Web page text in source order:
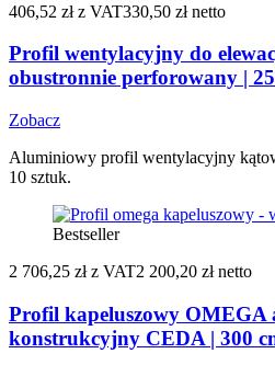
406,52 zł z VAT330,50 zł netto
Profil wentylacyjny do
obustronnie perforowany |
Zobacz
Aluminiowy profil wentylacyjny
10 sztuk.
Bestseller
2 706,25 zł z VAT2 200,20 zł netto
Profil kapeluszowy
konstrukcyjny CEDA | 300